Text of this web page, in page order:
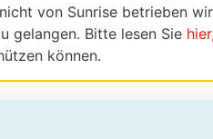
von Sunrise betrieben
gelangen. Bitte lesen Sie
können.